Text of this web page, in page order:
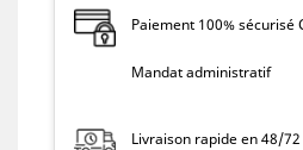
Paiement 100% sécurisé
Mandat administratif
Livraison rapide en 48/